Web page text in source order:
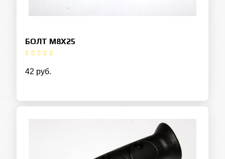
БОЛТ М8Х25
42 руб.